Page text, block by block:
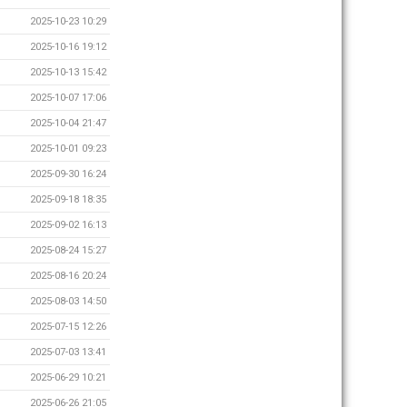
2025-10-23 10:29
2025-10-16 19:12
2025-10-13 15:42
2025-10-07 17:06
2025-10-04 21:47
2025-10-01 09:23
2025-09-30 16:24
2025-09-18 18:35
2025-09-02 16:13
2025-08-24 15:27
2025-08-16 20:24
2025-08-03 14:50
2025-07-15 12:26
2025-07-03 13:41
2025-06-29 10:21
2025-06-26 21:05